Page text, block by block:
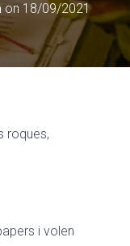
A
V
G
on 18/09/2021
roques,
i volen